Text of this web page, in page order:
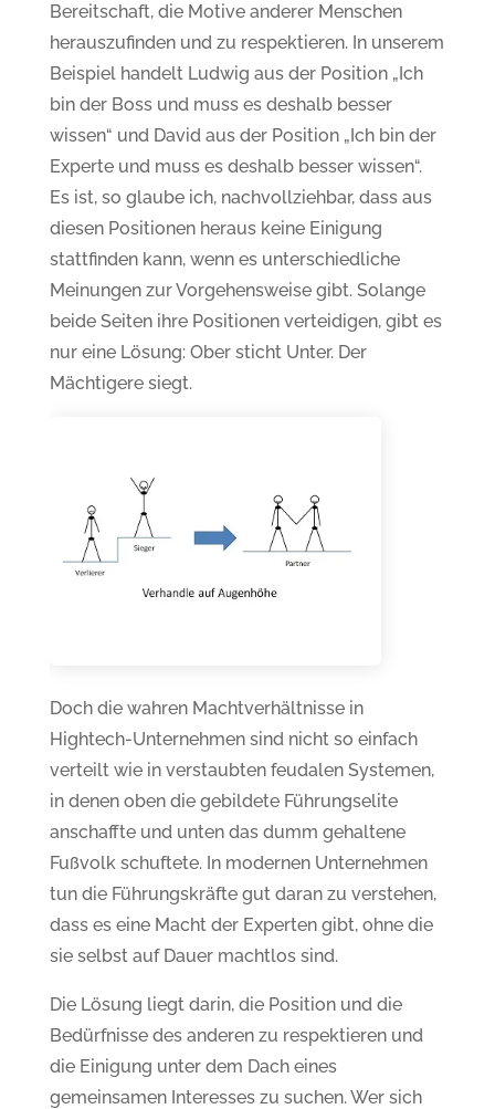
Bereitschaft, die Motive anderer Menschen
herauszufinden und zu respektieren. In unserem
Beispiel handelt Ludwig aus der Position „Ich
bin der Boss und muss es deshalb besser
wissen“ und David aus der Position „Ich bin der
Experte und muss es deshalb besser wissen“.
Es ist, so glaube ich, nachvollziehbar, dass aus
diesen Positionen heraus keine Einigung
stattfinden kann, wenn es unterschiedliche
Meinungen zur Vorgehensweise gibt. Solange
beide Seiten ihre Positionen verteidigen, gibt es
nur eine Lösung: Ober sticht Unter. Der
Mächtigere siegt.
Doch die wahren Machtverhältnisse in
Hightech-Unternehmen sind nicht so einfach
verteilt wie in verstaubten feudalen Systemen,
in denen oben die gebildete Führungselite
anschaffte und unten das dumm gehaltene
Fußvolk schuftete. In modernen Unternehmen
tun die Führungskräfte gut daran zu verstehen,
dass es eine Macht der Experten gibt, ohne die
sie selbst auf Dauer machtlos sind.
Die Lösung liegt darin, die Position und die
Bedürfnisse des anderen zu respektieren und
die Einigung unter dem Dach eines
gemeinsamen Interesses zu suchen. Wer sich